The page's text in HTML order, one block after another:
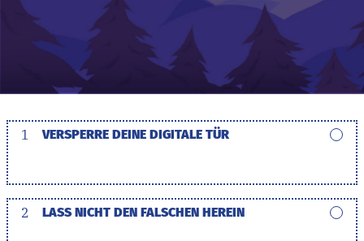
1 VERSPERRE DEINE DIGITALE TÜR
2 LASS NICHT DEN FALSCHEN HEREIN